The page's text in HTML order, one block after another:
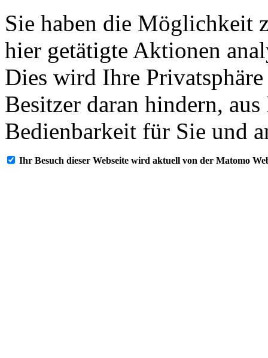
Sie haben die Möglichkeit
hier getätigte Aktionen
Dies wird Ihre
Besitzer daran hindern,
Bedienbarkeit für Sie und
Ihr Besuch dieser Webseite wird aktuell von der Matomo